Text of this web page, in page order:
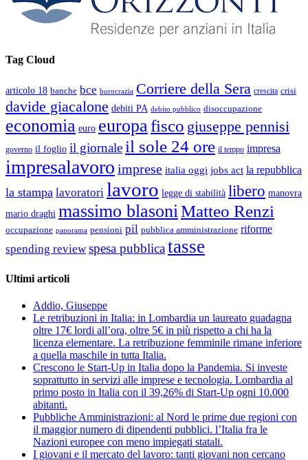
Tag Cloud
articolo 18 banche bce burocrazia Corriere della Sera crescita crisi
davide giacalone debiti PA debito pubblico disoccupazione
economia euro europafisco giuseppe pennisi
governo il foglio il giornale il sole 24 ore il tempo impresa
impresalavoro imprese italia oggi jobs act la repubblica
la stampa lavoratori lavoro legge di stabilità libero manovra
mario draghi massimo blasoniMatteo Renzi
occupazione panorama pensioni pil pubblica amministrazione riforme
spending review spesa pubblicatasse
Ultimi articoli
Addio, Giuseppe
Le retribuzioni in Italia: in Lombardia un laureato guadagna
oltre 17€ lordi all’ora, oltre 5€ in più rispetto a chi ha la
licenza elementare. La retribuzione femminile rimane inferiore
a quella maschile in tutta Italia.
Crescono le Start-Up in Italia dopo la Pandemia. Si investe
soprattutto in servizi alle imprese e tecnologia. Lombardia al
primo posto in Italia con il 39,26% di Start-Up ogni 10.000
abitanti.
Pubbliche Amministrazioni: al Nord le prime due regioni con
il maggior numero di dipendenti pubblici. l’Italia fra le
Nazioni europee con meno impiegati statali.
I giovani e il mercato del lavoro: tanti giovani non cercano